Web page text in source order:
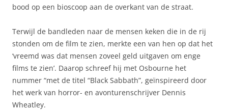
bood op een bioscoop aan de overkant van de straat.
Terwijl de bandleden naar de mensen keken die in de rij
stonden om de film te zien, merkte een van hen op dat het
‘vreemd was dat mensen zoveel geld uitgaven om enge
films te zien’. Daarop schreef hij met Osbourne het
nummer “met de titel “Black Sabbath”, geïnspireerd door
het werk van horror- en avonturenschrijver Dennis
Wheatley.